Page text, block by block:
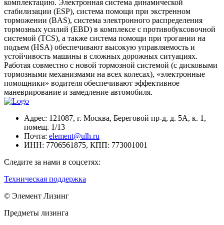
комплектацию. Электронная система динамической
стабилизации (ESP), система помощи при экстренном
торможении (BAS), система электронного распределения
тормозных усилий (EBD) в комплексе с противобуксовочной
системой (TCS), а также система помощи при трогании на
подъем (HSA) обеспечивают высокую управляемость и
устойчивость машины в сложных дорожных ситуациях.
Работая совместно с новой тормозной системой (с дисковыми
тормозными механизмами на всех колесах), «электронные
помощники» водителя обеспечивают эффективное
маневрирование и замедление автомобиля.
Адрес: 121087, г. Москва, Береговой пр-д, д. 5А, к. 1,
помещ. 1/13
Почта: element@ulh.ru
ИНН: 7706561875, КПП: 773001001
Следите за нами в соцсетях:
Техническая поддержка
© Элемент Лизинг
Предметы лизинга